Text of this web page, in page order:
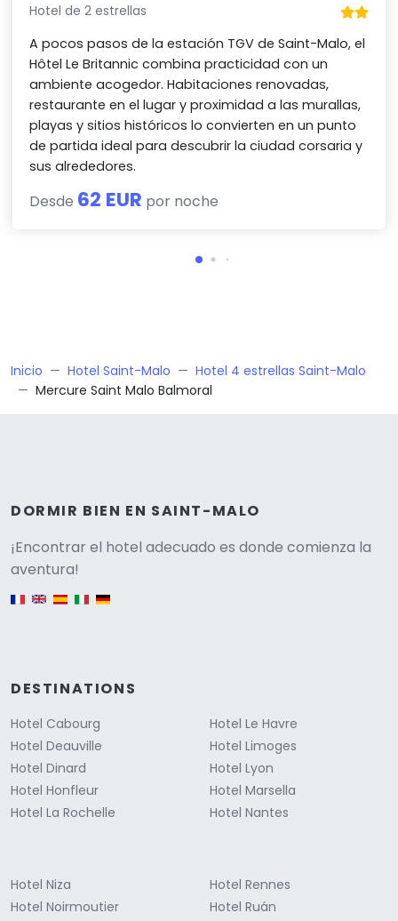
Hotel de 2 estrellas
A pocos pasos de la estación TGV de Saint-Malo, el
Hôtel Le Britannic combina practicidad con un
ambiente acogedor. Habitaciones renovadas,
restaurante en el lugar y proximidad a las murallas,
playas y sitios históricos lo convierten en un punto
de partida ideal para descubrir la ciudad corsaria y
sus alrededores.
Desde 62 EUR por noche
Inicio Hotel Saint-Malo
Hotel 4 estrellas Saint-Malo
Mercure Saint Malo Balmoral
DORMIR BIEN EN SAINT-MALO
¡Encontrar el hotel adecuado es donde comienza la
aventura!
English version
DESTINATIONS
Hotel Cabourg
Hotel Deauville
Hotel Dinard
Hotel Honfleur
Hotel La Rochelle
Hotel Le Havre
Hotel Limoges
Hotel Lyon
Hotel Marsella
Hotel Nantes
Hotel Niza
Hotel Noirmoutier
Hotel Rennes
Hotel Ruán